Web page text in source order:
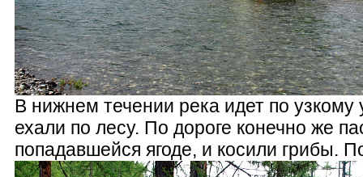
В нижнем течении река идет по
ехали по лесу. По дороге конечно же
попадавшейся ягоде, и косили грибы.